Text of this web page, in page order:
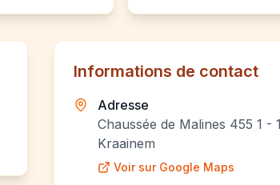
Informations de contact
Adresse
Chaussée de Malines 455 1 -
Kraainem
Voir sur Google Maps